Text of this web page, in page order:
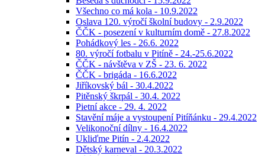
Všechno co má kola - 10.9.2022
Oslava 120. výročí školní budovy - 2.9.2022
ČČK - posezení v kulturním domě - 27.8.2022
Pohádkový les - 26.6. 2022
80. výročí fotbalu v Pitíně - 24.-25.6.2022
ČČK - návštěva v ZŠ - 23. 6. 2022
ČČK - brigáda - 16.6.2022
Jiříkovský bál - 30.4.2022
Pitěnský škrpál - 30.4. 2022
Pietní akce - 29. 4. 2022
Stavění máje a vystoupení Pitíňánku - 29.4.2022
Velikonoční dílny - 16.4.2022
Ukliďme Pitín - 2.4.2022
Dětský karneval - 20.3.2022